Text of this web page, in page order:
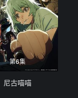
第6集
尼古喵喵